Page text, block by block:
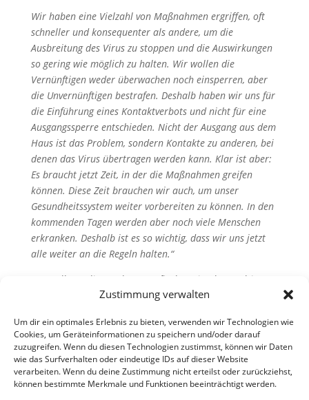
Zustimmung verwalten
Um dir ein optimales Erlebnis zu bieten, verwenden wir Technologien wie
Cookies, um Geräteinformationen zu speichern und/oder darauf
zuzugreifen. Wenn du diesen Technologien zustimmst, können wir Daten
wie das Surfverhalten oder eindeutige IDs auf dieser Website
verarbeiten. Wenn du deine Zustimmung nicht erteilst oder zurückziehst,
können bestimmte Merkmale und Funktionen beeinträchtigt werden.
Wir haben eine Vielzahl von Maßnahmen ergriffen, oft
schneller und konsequenter als andere, um die
Ausbreitung des Virus zu stoppen und die Auswirkungen
so gering wie möglich zu halten. Wir wollen die
Vernünftigen weder überwachen noch einsperren, aber
die Unvernünftigen bestrafen. Deshalb haben wir uns für
die Einführung eines Kontaktverbots und nicht für eine
Ausgangssperre entschieden. Nicht der Ausgang aus dem
Haus ist das Problem, sondern Kontakte zu anderen, bei
denen das Virus übertragen werden kann. Klar ist aber:
Es braucht jetzt Zeit, in der die Maßnahmen greifen
können. Diese Zeit brauchen wir auch, um unser
Gesundheitssystem weiter vorbereiten zu können. In den
kommenden Tagen werden aber noch viele Menschen
erkranken. Deshalb ist es so wichtig, dass wir uns jetzt
alle weiter an die Regeln halten.“
Das vollständige Dokument finden Sie als PDF hier:
Regierungserklärung Armin Laschet 24.3.2020
Informationen zum Rettungsschirm finden Sie hier:
NRW-Rettungsschirm